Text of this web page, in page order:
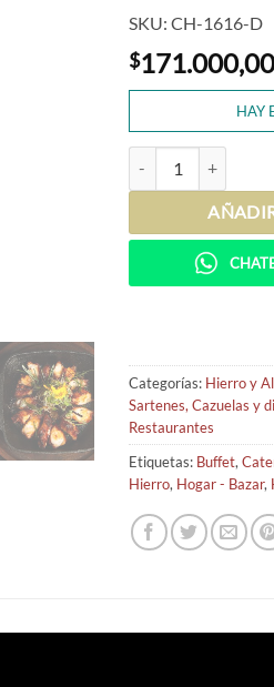
SKU: CH-1616-D
$
HAY
Categorías: Hierro y
Sartenes, Cazuelas y
Restaurantes
Etiquetas: Buffet,
Hierro, Hogar - Bazar,